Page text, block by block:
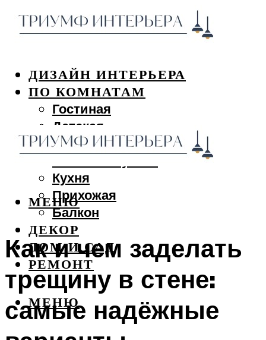
ДИЗАЙН ИНТЕРЬЕРА
ПО КОМНАТАМ
Гостиная
Детская
Спальня
Кухня
Прихожая
Балкон
ДЕКОР
ДОМ И САД
РЕМОНТ
МЕНЮ
МЕНЮ
Как и чем заделать
трещину в стене:
самые надёжные